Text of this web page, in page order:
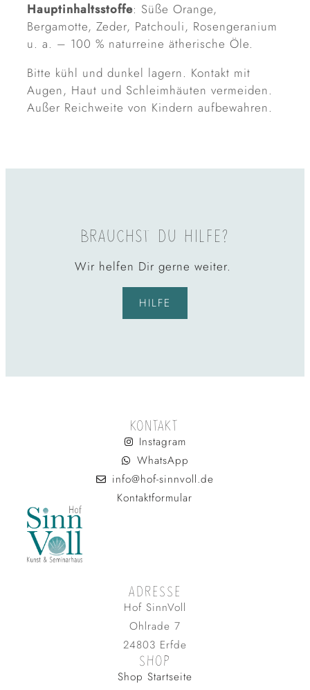
Hauptinhaltsstoffe: Süße Orange,
Bergamotte, Zeder, Patchouli, Rosengeranium
u. a. – 100 % naturreine ätherische Öle.
Bitte kühl und dunkel lagern. Kontakt mit
Augen, Haut und Schleimhäuten vermeiden.
Außer Reichweite von Kindern aufbewahren.
BRAUCHST DU HILFE?
Wir helfen Dir gerne weiter.
HILFE
ADRESSE
Hof SinnVoll
Ohlrade 7
24803 Erfde
SHOP
Shop Startseite
KONTAKT
Instagram
WhatsApp
info@hof-sinnvoll.de
Kontaktformular